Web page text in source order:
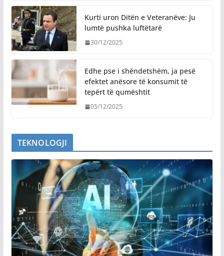
Kurti uron Ditën e Veteranëve: Ju
lumtë pushka luftëtarë
30/12/2025
Edhe pse i shëndetshëm, ja pesë
efektet anësore të konsumit të
tepërt të qumështit
05/12/2025
TEKNOLOGJI